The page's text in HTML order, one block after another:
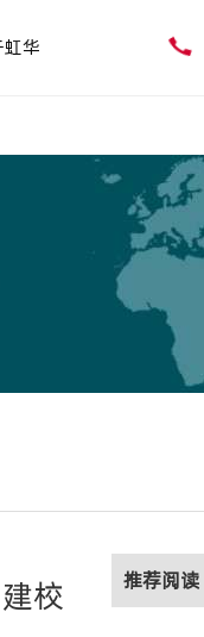
华
校 推荐阅读